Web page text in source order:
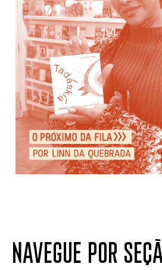
NAVEGUE POR